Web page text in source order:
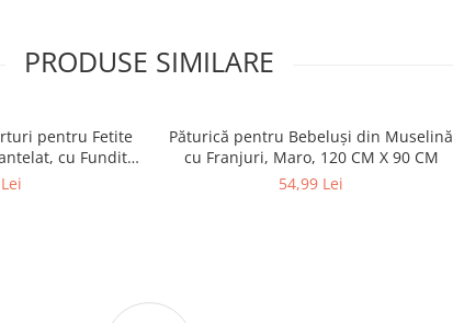
PRODUSE SIMILARE
pentru Fetite
cu Fundita
Păturică pentru Bebeluși din Muselină
cu Franjuri, Maro, 120 CM X 90 CM
54,99 Lei